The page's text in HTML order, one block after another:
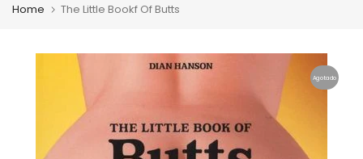
Home The Little Bookf Of Butts
Agotado